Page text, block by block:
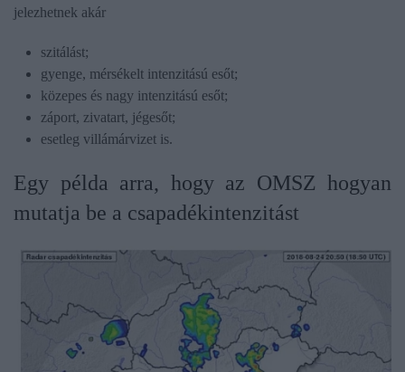
jelezhetnek akár
szitálást;
gyenge, mérsékelt intenzitású esőt;
közepes és nagy intenzitású esőt;
záport, zivatart, jégesőt;
esetleg villámárvizet is.
Egy példa arra, hogy az OMSZ hogyan
mutatja be a csapadékintenzitást